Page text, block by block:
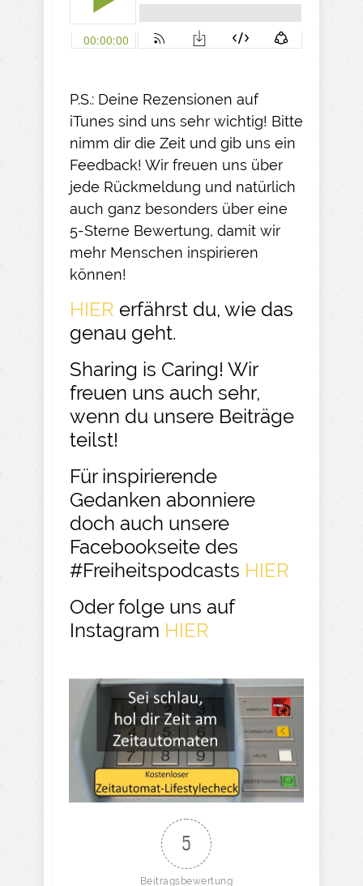
P.S.: Deine Rezensionen auf
iTunes sind uns sehr wichtig! Bitte
nimm dir die Zeit und gib uns ein
Feedback! Wir freuen uns über
jede Rückmeldung und natürlich
auch ganz besonders über eine
5-Sterne Bewertung, damit wir
mehr Menschen inspirieren
können!
HIER erfährst du, wie das
genau geht.
Sharing is Caring! Wir
freuen uns auch sehr,
wenn du unsere Beiträge
teilst!
Für inspirierende
Gedanken abonniere
doch auch unsere
Facebookseite des
#Freiheitspodcasts HIER
Oder folge uns auf
Instagram HIER
5
Beitragsbewertung